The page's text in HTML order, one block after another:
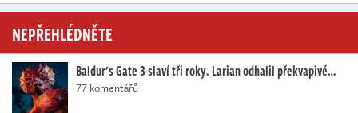
NEPŘEHLÉDNĚTE
Baldur's Gate 3 slaví tři roky. Larian odhalil překvapivé…
77 komentářů